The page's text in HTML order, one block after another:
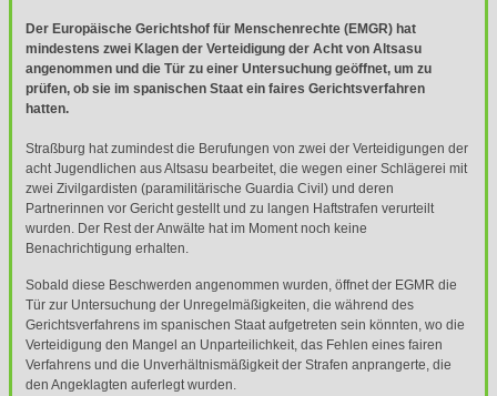
Der Europäische Gerichtshof für Menschenrechte (EMGR) hat
mindestens zwei Klagen der Verteidigung der Acht von Altsasu
angenommen und die Tür zu einer Untersuchung geöffnet, um zu
prüfen, ob sie im spanischen Staat ein faires Gerichtsverfahren
hatten.
Straßburg hat zumindest die Berufungen von zwei der Verteidigungen der
acht Jugendlichen aus Altsasu bearbeitet, die wegen einer Schlägerei mit
zwei Zivilgardisten (paramilitärische Guardia Civil) und deren
Partnerinnen vor Gericht gestellt und zu langen Haftstrafen verurteilt
wurden. Der Rest der Anwälte hat im Moment noch keine
Benachrichtigung erhalten.
Sobald diese Beschwerden angenommen wurden, öffnet der EGMR die
Tür zur Untersuchung der Unregelmäßigkeiten, die während des
Gerichtsverfahrens im spanischen Staat aufgetreten sein könnten, wo die
Verteidigung den Mangel an Unparteilichkeit, das Fehlen eines fairen
Verfahrens und die Unverhältnismäßigkeit der Strafen anprangerte, die
den Angeklagten auferlegt wurden.